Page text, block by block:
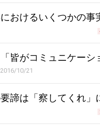
おけるいくつかの事
皆がコミュニケーシ
2016/10/21
諦は「察してくれ」